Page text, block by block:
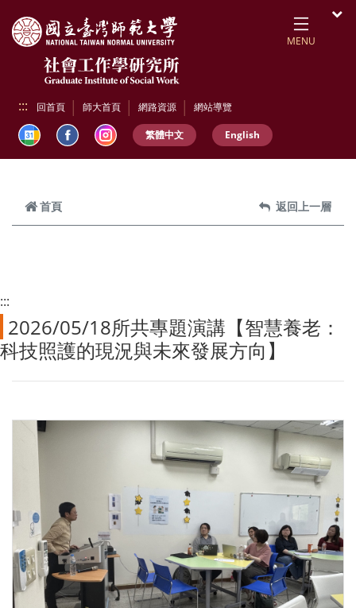
MENU
::: 回首頁 師大首頁 網路資源 網站導覽
繁體中文 English
首頁 返回上一層
:::
2026/05/18所共專題演講【智慧養老：
科技照護的現況與未來發展方向】